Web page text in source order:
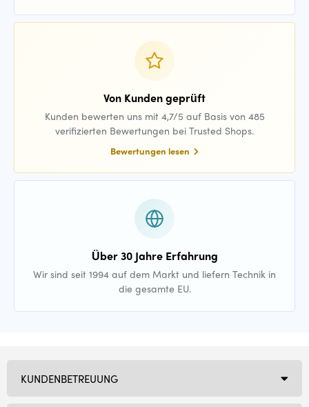
Von Kunden geprüft
Kunden bewerten uns mit 4,7/5 auf Basis von 485
verifizierten Bewertungen bei Trusted Shops.
Bewertungen lesen
Über 30 Jahre Erfahrung
Wir sind seit 1994 auf dem Markt und liefern Technik in
die gesamte EU.
KUNDENBETREUUNG